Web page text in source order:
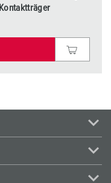
Kontaktträger